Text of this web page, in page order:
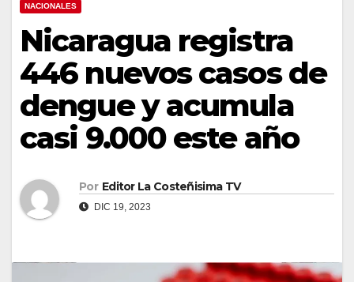
NACIONALES
Nicaragua registra
446 nuevos casos de
dengue y acumula
casi 9.000 este año
Por Editor La Costeñisima TV
DIC 19, 2023